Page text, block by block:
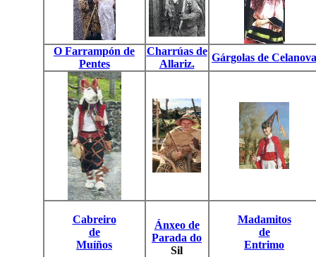
O Farrampón de
Pentes
Charrúas de
Allariz.
Gárgolas de Celanova
Cabreiro
de
Muíños
Ánxeo de
Parada do
Sil
Madamitos
de
Entrimo